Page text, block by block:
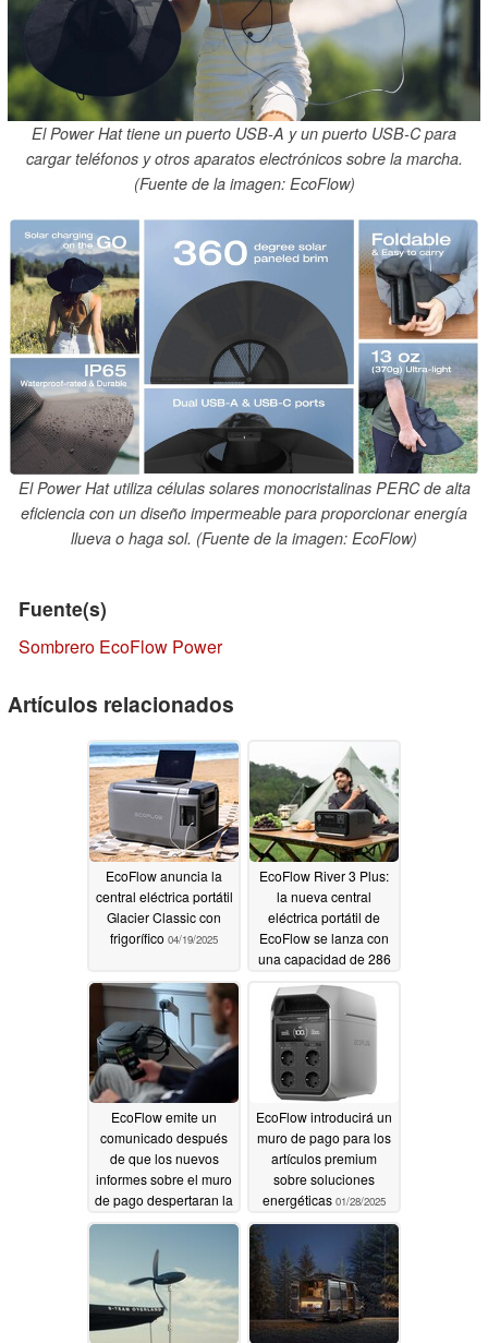
El Power Hat tiene un puerto USB-A y un puerto USB-C para
cargar teléfonos y otros aparatos electrónicos sobre la marcha.
(Fuente de la imagen: EcoFlow)
El Power Hat utiliza células solares monocristalinas PERC de alta
eficiencia con un diseño impermeable para proporcionar energía
llueva o haga sol. (Fuente de la imagen: EcoFlow)
Fuente(s)
Sombrero EcoFlow Power
Artículos relacionados
EcoFlow anuncia la
central eléctrica portátil
Glacier Classic con
frigorífico 04/19/2025
EcoFlow River 3 Plus:
la nueva central
eléctrica portátil de
EcoFlow se lanza con
una capacidad de 286
EcoFlow emite un
comunicado después
de que los nuevos
informes sobre el muro
de pago despertaran la
preocupación de los
EcoFlow introducirá un
muro de pago para los
artículos premium
sobre soluciones
energéticas 01/28/2025